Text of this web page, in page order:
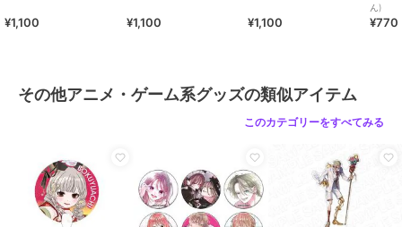
¥1,100 ¥1,100 ¥1,100
ん)
¥770
その他アニメ・ゲーム系グッズの類似アイテム
このカテゴリーをすべてみる